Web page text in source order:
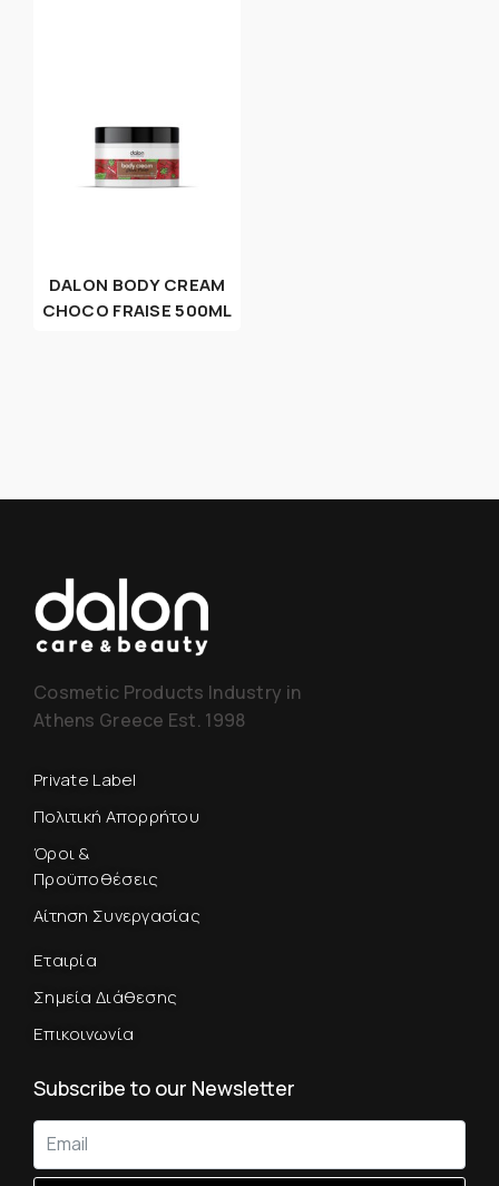
DALON BODY CREAM
CHOCO FRAISE 500ML
Cosmetic Products Industry in
Athens Greece Est. 1998
Private Label
Πολιτική Απορρήτου
Όροι &
Προϋποθέσεις
Αίτηση Συνεργασίας
Εταιρία
Σημεία Διάθεσης
Επικοινωνία
Subscribe to our Newsletter